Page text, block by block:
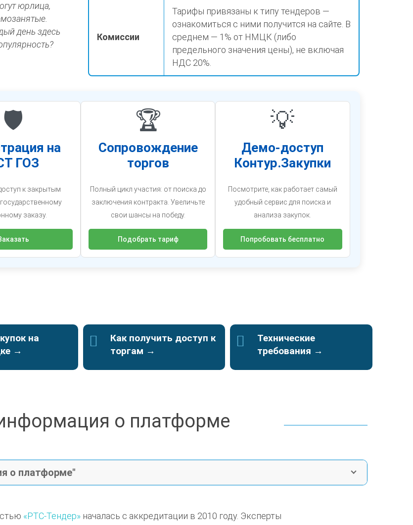
юрлица,
день здесь
Комиссии
Тарифы привязаны к типу тендеров —
ознакомиться с ними получится на сайте . В
среднем — 1% от НМЦК (либо
предельного значения цены), не включая
НДС 20%.
🛡️
на
ГОЗ
к закрытым
заказу.
🏆
Сопровождение
торгов
Полный цикл участия: от поиска до
заключения контракта. Увеличьте
свои шансы на победу.
Подобрать тариф
💡
Демо-доступ
Контур.Закупки
Посмотрите, как работает самый
удобный сервис для поиска и
анализа закупок.
Попробовать бесплатно
на
→
Как получить доступ к
торгам →
Технические
требования →
о платформе
о платформе"
«РТС-Тендер» началась с аккредитации в 2010 году. Эксперты